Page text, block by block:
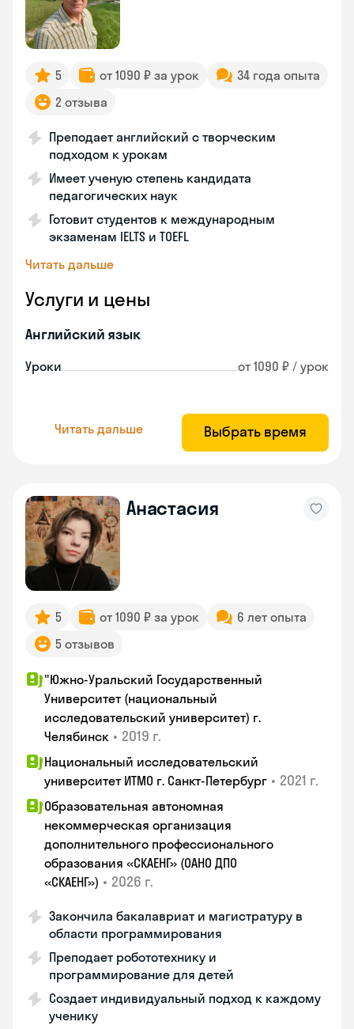
5 от 1090 ₽ за урок
34 года опыта
2 отзыва
Преподает английский с творческим
подходом к урокам
Имеет ученую степень кандидата
педагогических наук
Готовит студентов к международным
экзаменам IELTS и TOEFL
Читать дальше
Услуги и цены
Английский язык
Уроки от 1090 ₽ / урок
Читать дальше Выбрать время
Анастасия
5 от 1090 ₽ за урок
6 лет опыта
5 отзывов
"Южно-Уральский Государственный
Университет (национальный
исследовательский университет) г.
Челябинск • 2019 г.
Национальный исследовательский
университет ИТМО г. Санкт-Петербург • 2021 г.
Образовательная автономная
некоммерческая организация
дополнительного профессионального
образования «СКАЕНГ» (ОАНО ДПО
«СКАЕНГ») • 2026 г.
Закончила бакалавриат и магистратуру в
области программирования
Преподает робототехнику и
программирование для детей
Создает индивидуальный подход к каждому
ученику